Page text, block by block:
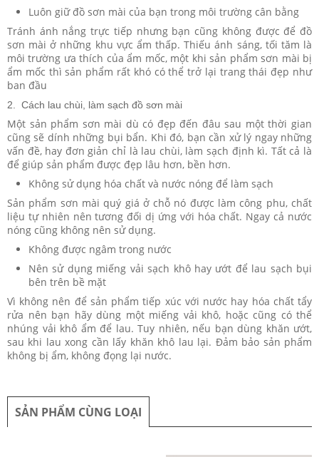
Luôn giữ đồ sơn mài của bạn trong môi trường cân bằng
Tránh ánh nắng trực tiếp nhưng bạn cũng không được để đồ
sơn mài ở những khu vực ẩm thấp. Thiếu ánh sáng, tối tăm là
môi trường ưa thích của ẩm mốc, một khi sản phẩm sơn mài bị
ẩm mốc thì sản phẩm rất khó có thể trở lại trang thái đẹp như
ban đầu​
2. Cách lau chùi, làm sạch đồ sơn mài
Một sản phẩm sơn mài dù có đẹp đến đâu sau một thời gian
cũng sẽ dính những bụi bẩn. Khi đó, bạn cần xử lý ngay những
vấn đề, hay đơn giản chỉ là lau chùi, làm sạch định kì. Tất cả là
để giúp sản phẩm được đẹp lâu hơn, bền hơn.
Không sử dụng hóa chất và nước nóng để làm sạch
Sản phẩm sơn mài quý giá ở chỗ nó được làm công phu, chất
liệu tự nhiên nên tương đối dị ứng với hóa chất. Ngay cả nước
nóng cũng không nên sử dụng.
Không được ngâm trong nước
Nên sử dụng miếng vải sạch khô hay ướt để lau sạch bụi
bên trên bề mặt
Vì không nên để sản phẩm tiếp xúc với nước hay hóa chất tẩy
rửa nên bạn hãy dùng một miếng vải khô, hoặc cũng có thể
nhúng vải khô ẩm để lau. Tuy nhiên, nếu bạn dùng khăn ướt,
sau khi lau xong cần lấy khăn khô lau lại. Đảm bảo sản phẩm
không bị ẩm, không đọng lại nước.
SẢN PHẨM CÙNG LOẠI